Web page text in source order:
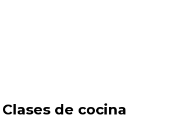
inolvidables: Experiencias
de cocina